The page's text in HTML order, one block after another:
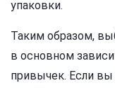
упаковки.
Таким образом,
в основном
привычек. Если вы